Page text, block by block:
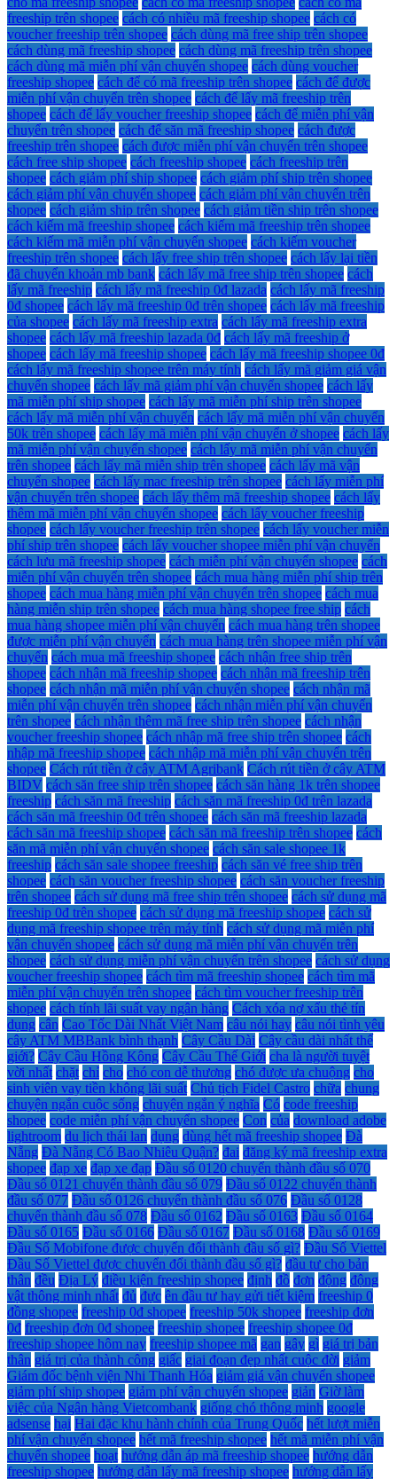
freeship trên shopee cách có nhiều mã freeship shopee cách có
voucher freeship trên shopee cách dùng mã free ship trên shopee
cách dùng mã freeship shopee cách dùng mã freeship trên shopee
cách dùng mã miễn phí vận chuyển shopee cách dùng voucher
freeship shopee cách để có mã freeship trên shopee cách để được
miễn phí vận chuyển trên shopee cách để lấy mã freeship trên
shopee cách để lấy voucher freeship shopee cách để miễn phí vận
chuyển trên shopee cách để săn mã freeship shopee cách được
freeship trên shopee cách được miễn phí vận chuyển trên shopee
cách free ship shopee cách freeship shopee cách freeship trên
shopee cách giảm phí ship shopee cách giảm phí ship trên shopee
cách giảm phí vận chuyển shopee cách giảm phí vận chuyển trên
shopee cách giảm ship trên shopee cách giảm tiền ship trên shopee
cách kiếm mã freeship shopee cách kiếm mã freeship trên shopee
cách kiếm mã miễn phí vận chuyển shopee cách kiếm voucher
freeship trên shopee cách lấy free ship trên shopee cách lấy lại tiền
đã chuyển khoản mb bank cách lấy mã free ship trên shopee cách
lấy mã freeship cách lấy mã freeship 0đ lazada cách lấy mã freeship
0đ shopee cách lấy mã freeship 0đ trên shopee cách lấy mã freeship
của shopee cách lấy mã freeship extra cách lấy mã freeship extra
shopee cách lấy mã freeship lazada 0đ cách lấy mã freeship ở
shopee cách lấy mã freeship shopee cách lấy mã freeship shopee 0đ
cách lấy mã freeship shopee trên máy tính cách lấy mã giảm giá vận
chuyển shopee cách lấy mã giảm phí vận chuyển shopee cách lấy
mã miễn phí ship shopee cách lấy mã miễn phí ship trên shopee
cách lấy mã miễn phí vận chuyển cách lấy mã miễn phí vận chuyển
50k trên shopee cách lấy mã miễn phí vận chuyển ở shopee cách lấy
mã miễn phí vận chuyển shopee cách lấy mã miễn phí vận chuyển
trên shopee cách lấy mã miễn ship trên shopee cách lấy mã vận
chuyển shopee cách lấy mac freeship trên shopee cách lấy miễn phí
vận chuyển trên shopee cách lấy thêm mã freeship shopee cách lấy
thêm mã miễn phí vận chuyển shopee cách lấy voucher freeship
shopee cách lấy voucher freeship trên shopee cách lấy voucher miễn
phí ship trên shopee cách lấy voucher shopee miễn phí vận chuyển
cách lưu mã freeship shopee cách miễn phí vận chuyển shopee cách
miễn phí vận chuyển trên shopee cách mua hàng miễn phí ship trên
shopee cách mua hàng miễn phí vận chuyển trên shopee cách mua
hàng miễn ship trên shopee cách mua hàng shopee free ship cách
mua hàng shopee miễn phí vận chuyển cách mua hàng trên shopee
được miễn phí vận chuyển cách mua hàng trên shopee miễn phí vận
chuyển cách mua mã freeship shopee cách nhận free ship trên
shopee cách nhận mã freeship shopee cách nhận mã freeship trên
shopee cách nhận mã miễn phí vận chuyển shopee cách nhận mã
miễn phí vận chuyển trên shopee cách nhận miễn phí vận chuyển
trên shopee cách nhận thêm mã free ship trên shopee cách nhận
voucher freeship shopee cách nhập mã free ship trên shopee cách
nhập mã freeship shopee cách nhập mã miễn phí vận chuyển trên
shopee Cách rút tiền ở cây ATM Agribank Cách rút tiền ở cây ATM
BIDV cách săn free ship trên shopee cách săn hàng 1k trên shopee
freeship cách săn mã freeship cách săn mã freeship 0đ trên lazada
cách săn mã freeship 0đ trên shopee cách săn mã freeship lazada
cách săn mã freeship shopee cách săn mã freeship trên shopee cách
săn mã miễn phí vận chuyển shopee cách săn sale shopee 1k
freeship cách săn sale shopee freeship cách săn vé free ship trên
shopee cách săn voucher freeship shopee cách săn voucher freeship
trên shopee cách sử dụng mã free ship trên shopee cách sử dụng mã
freeship 0đ trên shopee cách sử dụng mã freeship shopee cách sử
dụng mã freeship shopee trên máy tính cách sử dụng mã miễn phí
vận chuyển shopee cách sử dụng mã miễn phí vận chuyển trên
shopee cách sử dụng miễn phí vận chuyển trên shopee cách sử dụng
voucher freeship shopee cách tìm mã freeship shopee cách tìm mã
miễn phí vận chuyển trên shopee cách tìm voucher freeship trên
shopee cách tính lãi suất vay ngân hàng Cách xóa nợ xấu thẻ tín
dụng cân Cao Tốc Dài Nhất Việt Nam câu nói hay câu nói tình yêu
cây ATM MBBank bình thạnh Cây Cầu Dài Cây cầu dài nhất thế
giới? Cây Cầu Hồng Kông Cây Cầu Thế Giới cha là người tuyệt
vời nhất chặt chỉ cho chó con dễ thương chó được ưa chuộng cho
sinh viên vay tiền không lãi suất Chủ tịch Fidel Castro chữa chung
chuyện ngắn cuộc sống chuyện ngắn ý nghĩa Có code freeship
shopee code miễn phí vận chuyển shopee Con của download adobe
lightroom du lịch thái lan dụng dùng hết mã freeship shopee Đà
Nẵng Đà Nẵng Có Bao Nhiêu Quận? đai đăng ký mã freeship extra
shopee đạp xe đạp xe đạp Đầu số 0120 chuyển thành đầu số 070
Đầu số 0121 chuyển thành đầu số 079 Đầu số 0122 chuyển thành
đầu số 077 Đầu số 0126 chuyển thành đầu số 076 Đầu số 0128
chuyển thành đầu số 078 Đầu số 0162 Đầu số 0163 Đầu số 0164
Đầu số 0165 Đầu số 0166 Đầu số 0167 Đầu số 0168 Đầu số 0169
Đầu Số Mobifone được chuyển đổi thành đầu số gì? Đầu Số Viettel
Đầu Số Viettel được chuyển đổi thành đầu số gì? đầu tư cho bản
thân đều Địa Lý điều kiện freeship shopee định đồ đơn động động
vật thông minh nhất đủ đực ên đầu tư hay gửi tiết kiệm freeship 0
đồng shopee freeship 0đ shopee freeship 50k shopee freeship đơn
0đ freeship đơn 0đ shopee freeship shopee freeship shopee 0đ
freeship shopee hôm nay freeship shopee mã gan gây gì giá trị bản
thân giá trị của thành công giấc giai đoạn đẹp nhất cuộc đời giảm
Giám đốc bệnh viện Nhi Thanh Hóa giảm giá vận chuyển shopee
giảm phí ship shopee giảm phí vận chuyển shopee giản Giờ làm
việc của Ngân hàng Vietcombank giống chó thông minh google
adsense hại Hai đặc khu hành chính của Trung Quốc hết lượt miễn
phí vận chuyển shopee hết mã freeship shopee hết mã miễn phí vận
chuyển shopee hoạt hướng dẫn áp mã freeship shopee hướng dẫn
freeship shopee hướng dẫn lấy mã freeship shopee hướng dẫn lấy